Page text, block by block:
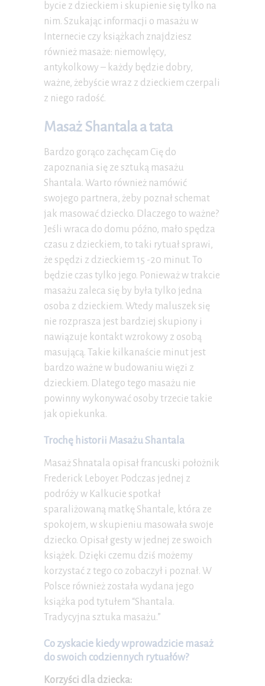
bycie z dzieckiem i skupienie się tylko na
nim. Szukając informacji o masażu w
Internecie czy książkach znajdziesz
również masaże: niemowlęcy,
antykolkowy – każdy będzie dobry,
ważne, żebyście wraz z dzieckiem czerpali
z niego radość.
Masaż Shantala a tata
Bardzo gorąco zachęcam Cię do
zapoznania się ze sztuką masażu
Shantala. Warto również namówić
swojego partnera, żeby poznał schemat
jak masować dziecko. Dlaczego to ważne?
Jeśli wraca do domu późno, mało spędza
czasu z dzieckiem, to taki rytuał sprawi,
że spędzi z dzieckiem 15 -20 minut. To
będzie czas tylko jego. Ponieważ w trakcie
masażu zaleca się by była tylko jedna
osoba z dzieckiem. Wtedy maluszek się
nie rozprasza jest bardziej skupiony i
nawiązuje kontakt wzrokowy z osobą
masującą. Takie kilkanaście minut jest
bardzo ważne w budowaniu więzi z
dzieckiem. Dlatego tego masażu nie
powinny wykonywać osoby trzecie takie
jak opiekunka.
Trochę historii Masażu Shantala
Masaż Shnatala opisał francuski położnik
Frederick Leboyer. Podczas jednej z
podróży w Kalkucie spotkał
sparaliżowaną matkę Shantale, która ze
spokojem, w skupieniu masowała swoje
dziecko. Opisał gesty w jednej ze swoich
książek. Dzięki czemu dziś możemy
korzystać z tego co zobaczył i poznał. W
Polsce również została wydana jego
książka pod tytułem “Shantala.
Tradycyjna sztuka masażu.”
Co zyskacie kiedy wprowadzicie masaż
do swoich codziennych rytuałów?
Korzyści dla dziecka: